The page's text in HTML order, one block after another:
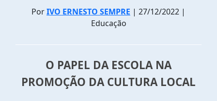
PorIVO ERNESTO SEMPRE | 27/12/2022 |
Educação
O PAPEL DA ESCOLA NA
PROMOÇÃO DA CULTURA LOCAL